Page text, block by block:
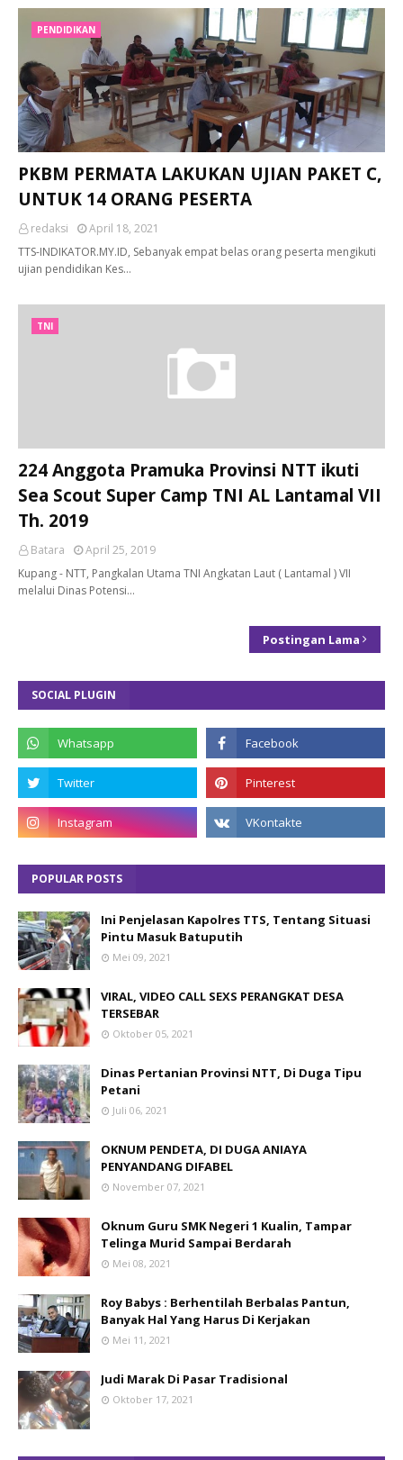
PENDIDIKAN
PKBM PERMATA LAKUKAN UJIAN PAKET C,
UNTUK 14 ORANG PESERTA
redaksi
April 18, 2021
TTS-INDIKATOR.MY.ID, Sebanyak empat belas orang peserta mengikuti
ujian pendidikan Kes…
TNI
224 Anggota Pramuka Provinsi NTT ikuti
Sea Scout Super Camp TNI AL Lantamal VII
Th. 2019
Batara
April 25, 2019
Kupang - NTT, Pangkalan Utama TNI Angkatan Laut ( Lantamal ) VII
melalui Dinas Potensi…
Postingan Lama
SOCIAL PLUGIN
POPULAR POSTS
Ini Penjelasan Kapolres TTS, Tentang Situasi
Pintu Masuk Batuputih
Mei 09, 2021
VIRAL, VIDEO CALL SEXS PERANGKAT DESA
TERSEBAR
Oktober 05, 2021
Dinas Pertanian Provinsi NTT, Di Duga Tipu
Petani
Juli 06, 2021
OKNUM PENDETA, DI DUGA ANIAYA
PENYANDANG DIFABEL
November 07, 2021
Oknum Guru SMK Negeri 1 Kualin, Tampar
Telinga Murid Sampai Berdarah
Mei 08, 2021
Roy Babys : Berhentilah Berbalas Pantun,
Banyak Hal Yang Harus Di Kerjakan
Mei 11, 2021
Judi Marak Di Pasar Tradisional
Oktober 17, 2021